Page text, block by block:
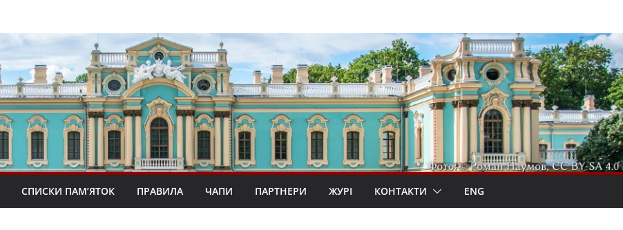
СПИСКИ ПАМ’ЯТОК ПРАВИЛА ЧАПИ ПАРТНЕРИ ЖУРІ КОНТАКТИ ENG